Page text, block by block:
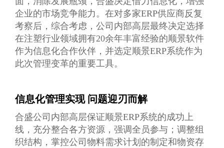
企业的市场竞争能力。在对多家ERP供应商反复
考察后，综合考虑，公司内部高层最终决定选择
在注塑行业领域拥有20余年丰富经验的顺景软件
作为信息化合作伙伴，并选定顺景ERP系统作为
此次管理变革的重要工具。
信息化管理实现 问题迎刃而解
合盛公司内部高层保证顺景ERP系统的成功上
线，充分整合各方资源，强调全员参与；调整组
织结构，掌控公司物料需求计划的制定和物资存